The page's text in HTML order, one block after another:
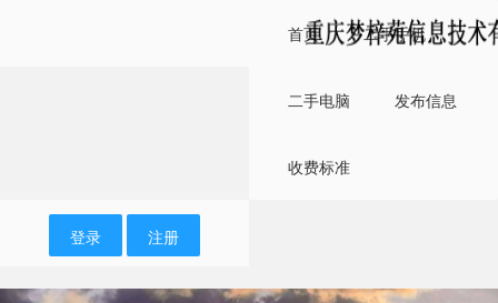
首页 二手手机
二手电脑 发布信息
收费标准
登录 注册